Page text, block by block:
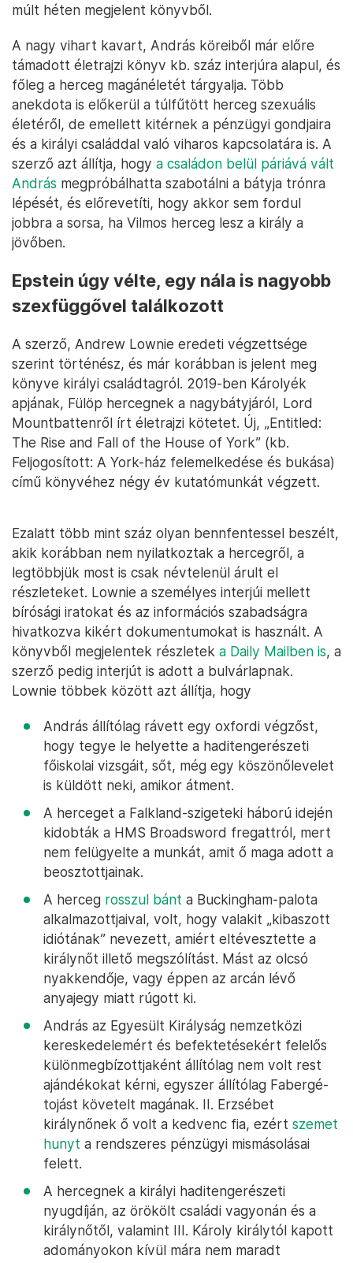
múlt héten megjelent könyvből.
A nagy vihart kavart, András köreiből már előre
támadott életrajzi könyv kb. száz interjúra alapul, és
főleg a herceg magánéletét tárgyalja. Több
anekdota is előkerül a túlfűtött herceg szexuális
életéről, de emellett kitérnek a pénzügyi gondjaira
és a királyi családdal való viharos kapcsolatára is. A
szerző azt állítja, hogy a családon belül páriává vált
András megpróbálhatta szabotálni a bátyja trónra
lépését, és előrevetíti, hogy akkor sem fordul
jobbra a sorsa, ha Vilmos herceg lesz a király a
jövőben.
Epstein úgy vélte, egy nála is nagyobb
szexfüggővel találkozott
A szerző, Andrew Lownie eredeti végzettsége
szerint történész, és már korábban is jelent meg
könyve királyi családtagról. 2019-ben Károlyék
apjának, Fülöp hercegnek a nagybátyjáról, Lord
Mountbattenről írt életrajzi kötetet. Új, „Entitled:
The Rise and Fall of the House of York” (kb.
Feljogosított: A York-ház felemelkedése és bukása)
című könyvéhez négy év kutatómunkát végzett.
Ezalatt több mint száz olyan bennfentessel beszélt,
akik korábban nem nyilatkoztak a hercegről, a
legtöbbjük most is csak névtelenül árult el
részleteket. Lownie a személyes interjúi mellett
bírósági iratokat és az információs szabadságra
hivatkozva kikért dokumentumokat is használt. A
könyvből megjelentek részletek a Daily Mailben is, a
szerző pedig interjút is adott a bulvárlapnak.
Lownie többek között azt állítja, hogy
András állítólag rávett egy oxfordi végzőst,
hogy tegye le helyette a haditengerészeti
főiskolai vizsgáit, sőt, még egy köszönőlevelet
is küldött neki, amikor átment.
A herceget a Falkland-szigeteki háború idején
kidobták a HMS Broadsword fregattról, mert
nem felügyelte a munkát, amit ő maga adott a
beosztottjainak.
A herceg rosszul bánt a Buckingham-palota
alkalmazottjaival, volt, hogy valakit „kibaszott
idiótának” nevezett, amiért eltévesztette a
királynőt illető megszólítást. Mást az olcsó
nyakkendője, vagy éppen az arcán lévő
anyajegy miatt rúgott ki.
András az Egyesült Királyság nemzetközi
kereskedelemért és befektetésekért felelős
különmegbízottjaként állítólag nem volt rest
ajándékokat kérni, egyszer állítólag Fabergé-
tojást követelt magának. II. Erzsébet
királynőnek ő volt a kedvenc fia, ezért szemet
hunyt a rendszeres pénzügyi mismásolásai
felett.
A hercegnek a királyi haditengerészeti
nyugdíján, az örökölt családi vagyonán és a
királynőtől, valamint III. Károly királytól kapott
adományokon kívül mára nem maradt